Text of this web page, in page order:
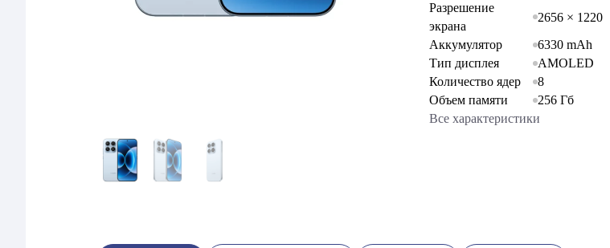
Разрешение
экрана
2656 × 1220
Аккумулятор
6330 mAh
Тип дисплея
AMOLED
Количество ядер
8
Объем памяти
256 Гб
Все характеристики